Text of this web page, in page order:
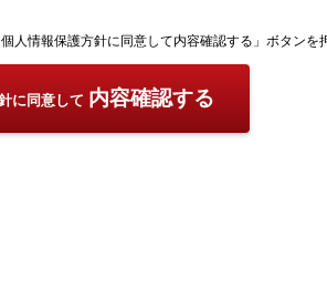
人情報保護方針に同意して内容確認する」ボタンを
に同意して 内容確認する